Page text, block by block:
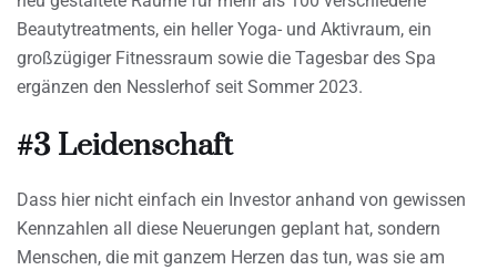
Beautytreatments, ein heller Yoga- und Aktivraum, ein
großzügiger Fitnessraum sowie die Tagesbar des Spa
ergänzen den Nesslerhof seit Sommer 2023.
#3 Leidenschaft
Dass hier nicht einfach ein Investor anhand von gewissen
Kennzahlen all diese Neuerungen geplant hat, sondern
Menschen, die mit ganzem Herzen das tun, was sie am